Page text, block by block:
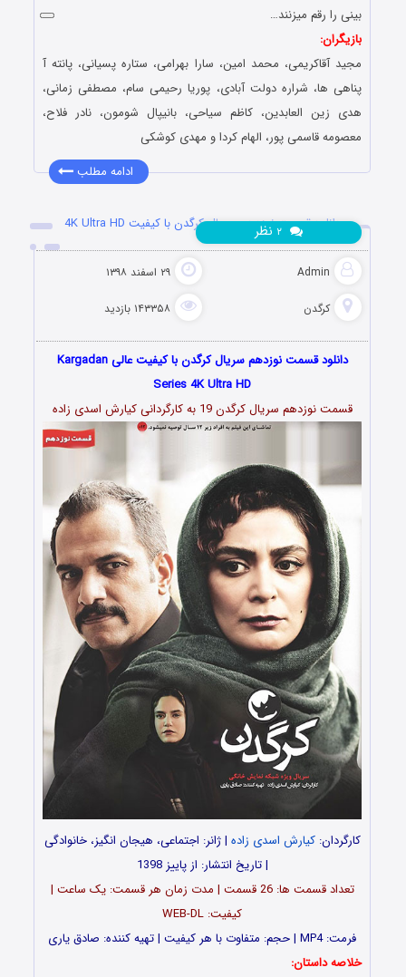
بینی را رقم میزنند…
بازیگران:
مجید آقاکریمی، محمد امین، سارا بهرامی، ستاره پسیانی، پانته آ
پناهی ها، شراره دولت آبادی، پوریا رحیمی سام، مصطفی زمانی،
هدی زین العابدین، کاظم سیاحی، بانیپال شومون، نادر فلاح،
معصومه قاسمی پور، الهام کردا و مهدی کوشکی
ادامه مطلب
دانلود قسمت نوزدهم سریال کرگدن با کیفیت 4K Ultra HD
Admin ۲۹ اسفند ۱۳۹۸
کرگدن ۱۴۳۳۵۸ بازدید
۲ نظر
دانلود قسمت نوزدهم سریال کرگدن با کیفیت عالی Kargadan
Series 4K Ultra HD
قسمت نوزدهم سریال کرگدن 19 به کارگردانی کیارش
اسدى زاده
کارگردان:کیارش اسدی زاده | ژانر: اجتماعی، هیجان انگیز، خانوادگی
| تاریخ انتشار: از پاییز 1398
تعداد قسمت ها: 26 قسمت | مدت زمان هر قسمت: یک ساعت |
کیفیت: WEB-DL
فرمت: MP4 | حجم: متفاوت با هر کیفیت |
تهیه کننده: صادق یارى
خلاصه داستان: